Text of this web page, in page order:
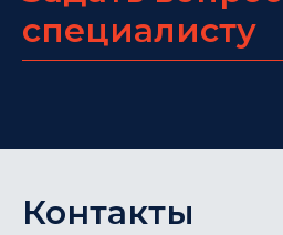
специалисту
Контакты